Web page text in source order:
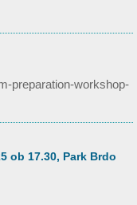
preparation-workshop-
ob 17.30, Park Brdo